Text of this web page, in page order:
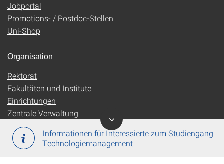
Informationen für Interessierte zum Studiengang
Technologiemanagement
Jobportal
Promotions- / Postdoc-Stellen
Uni-Shop
Organisation
Rektorat
Fakultäten und Institute
Einrichtungen
Zentrale Verwaltung